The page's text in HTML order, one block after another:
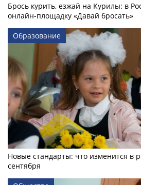
Брось курить, езжай на Курилы: в
онлайн-­площадку «Давай бросать»
Образование
Новые стандарты: что изменится в
сентября